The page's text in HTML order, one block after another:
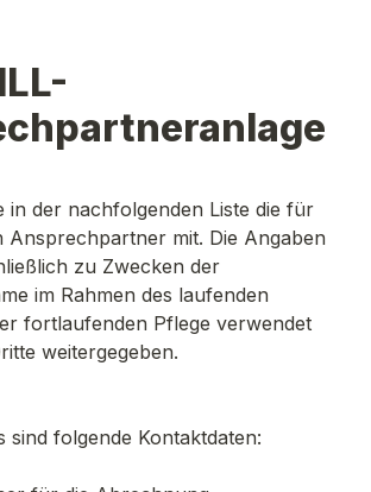
in der nachfolgenden Liste die für
Ansprechpartner mit. Die Angaben
zu Zwecken der
im Rahmen des laufenden
fortlaufenden Pflege verwendet